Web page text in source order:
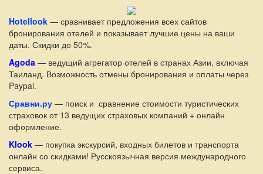
Hotellook — сравнивает предложения всех сайтов
бронирования отелей и показывает лучшие цены на ваши
даты. Скидки до 50%.
Agoda — ведущий агрегатор отелей в странах Азии, включая
Таиланд. Возможность отмены бронирования и оплаты через
Paypal.
Сравни.ру — поиск и сравнение стоимости туристических
страховок от 13 ведущих страховых компаний + онлайн
оформление.
Klook — покупка экскурсий, входных билетов и транспорта
онлайн со скидками! Русскоязычная версия международного
сервиса.